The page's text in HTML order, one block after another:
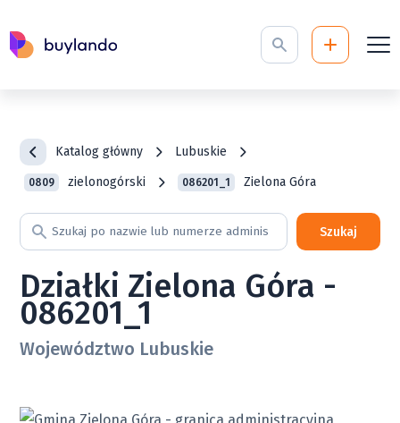
Katalog główny Lubuskie
0809 zielonogórski 086201_1 Zielona Góra
Szukaj
Działki Zielona Góra -
086201_1
Województwo Lubuskie